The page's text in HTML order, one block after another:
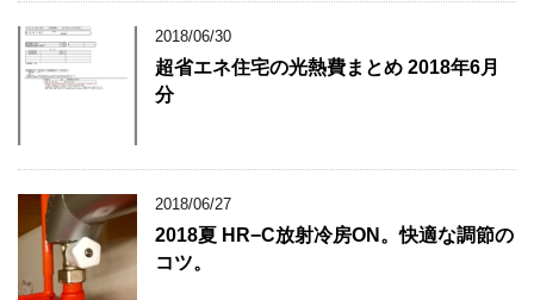
2018/06/30
超省エネ住宅の光熱費まとめ 2018年6月
分
2018/06/27
2018夏 HR−C放射冷房ON。快適な調節の
コツ。